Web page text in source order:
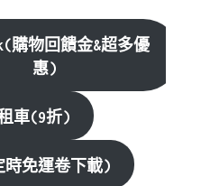
購物回饋金&超多優
惠)
車(9折)
時免運卷下載)